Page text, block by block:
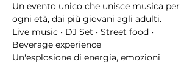
Un evento unico che unisce musica per
ogni età, dai più giovani agli adulti.
Live music • DJ Set • Street food •
Beverage experience
Un'esplosione di energia, emozioni